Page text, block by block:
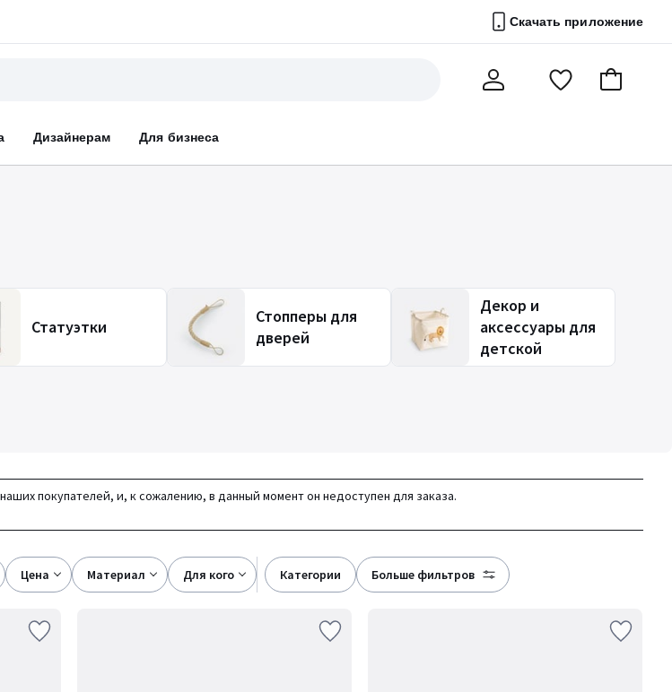
Скачать приложение
Дизайнерам Для бизнеса
ПерейтиВ
Статуэтки
Стопперы для
дверей
Декор и
аксессуары для
детской
покупателей, и, к сожалению, в данный момент он недоступен для заказа.
цена материал для кого категории больше фильтров